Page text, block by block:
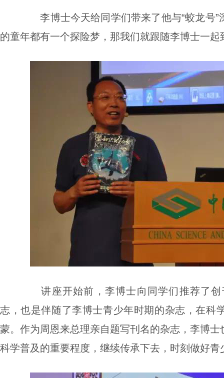
李博士今天给同学们带来了他与“蛟龙号”
的童年都有一个探险梦，那我们就跟随李博士一起
讲座开始前，李博士向同学们推荐了创
志，也是伴随了李博士青少年时期的杂志，在科
蒙。作为周恩来总理亲自题写刊名的杂志，李博
科学普及的重要程度，继续传承下去，时刻做好